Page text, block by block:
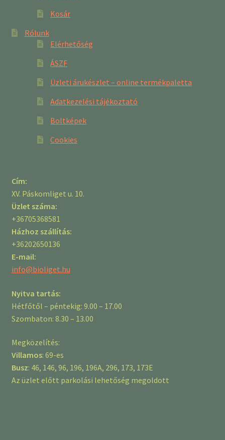
Kosár
Rólunk
Elérhetőség
ÁSZF
Üzleti árukészlet – online termékpaletta
Adatkezelési tájékoztató
Boltképek
Cookies
Cím:
XV. Páskomliget u. 10.
Üzlet száma:
+36705368581
Házhoz szállítás:
+36202650136
E-mail:
info@bioliget.hu
Nyitva tartás:
Hétfőtől – péntekig: 9.00 – 17.00
Szombaton: 8.30 – 13.00
Megközelítés:
Villamos: 69-es
Busz: 46, 146, 96, 196, 196A, 296, 173, 173E
Az üzlet előtt parkolási lehetőség megoldott